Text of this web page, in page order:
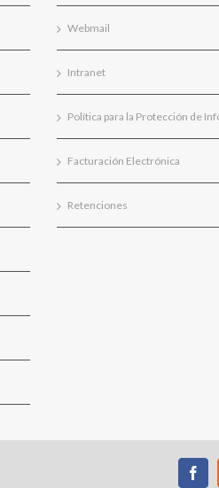
Webmail
Intranet
Política para la Protección de
Facturación Electrónica
Retenciones